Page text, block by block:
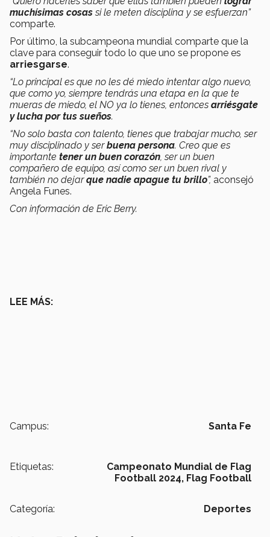
muchísimas cosassi le meten disciplina y se esfuerzan”
comparte.
Por último, la subcampeona mundial comparte que la
clave para conseguir todo lo que uno se propone es
arriesgarse.
“Lo principal es que no les dé miedo intentar algo nuevo,
que como yo, siempre tendrás una etapa en la que te
mueras de miedo, el NO ya lo tienes, entonces arriésgate
y lucha por tus sueños.
“No solo basta con talento, tienes que trabajar mucho, ser
muy disciplinado y serbuena persona. Creo que es
importante tener un buen corazón , ser un buen
compañero de equipo, así como ser un buen rival y
también no dejarque nadie apague tu brillo”, aconsejó
Angela Funes.
Con información de Eric Berry.
LEE MÁS:
Campus: Santa Fe
Etiquetas:
Campeonato Mundial de Flag
Football 2024, Flag Football
Categoría: Deportes